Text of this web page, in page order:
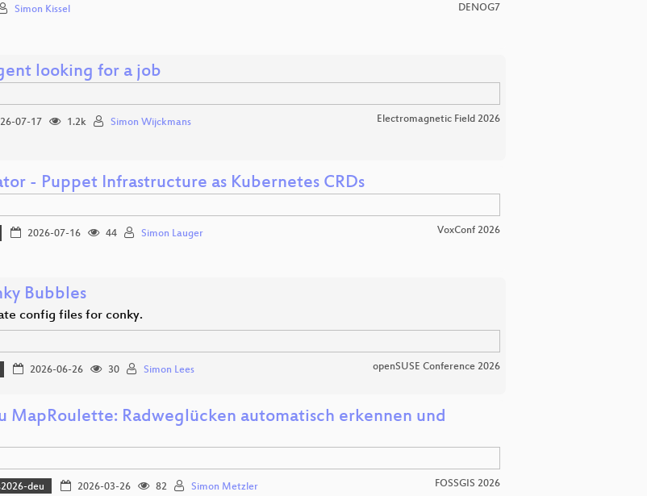
Simon Kissel DENOG7
looking for a job
07-17 1.2k Simon Wijckmans Electromagnetic Field 2026
- Puppet Infrastructure as Kubernetes CRDs
2026-07-16 44 Simon Lauger VoxConf 2026
Bubbles
config files for conky.
2026-06-26 30 Simon Lees openSUSE Conference 2026
MapRoulette: Radweglücken automatisch erkennen und
deu 2026-03-26 82 Simon Metzler FOSSGIS 2026